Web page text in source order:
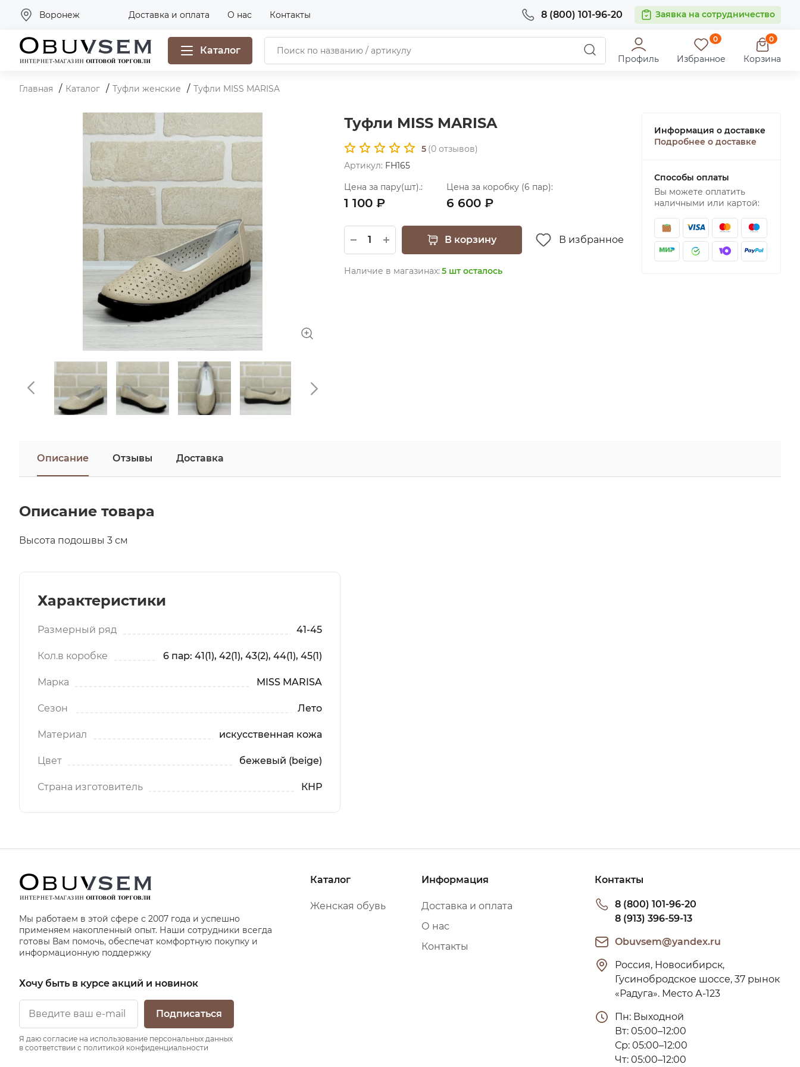
Воронеж Доставка и оплата О нас Контакты 8 (800) 101-96-20 Заявка на сотрудничество
Каталог
Профиль
0
Избранное
0
Корзина
Главная Каталог Туфли женские Туфли MISS MARISA
Туфли MISS MARISA
5 (0отзывов)
Артикул: FH165
Цена за пару(шт).:
1 100 ₽
Цена за коробку (6 пар):
6 600 ₽
В корзину В избранное
Наличие в магазинах: 5 шт осталось
Информация о доставке
Подробнее о доставке
Способы оплаты
Вы можете оплатить
наличными или картой:
Описание Отзывы Доставка
Описание товара
Высота подошвы 3 см
Характеристики
Размерный ряд 41-45
Кол.в коробке 6 пар: 41(1), 42(1), 43(2), 44(1), 45(1)
Марка MISS MARISA
Сезон Лето
Материал искусственная кожа
Цвет бежевый (beige)
Страна изготовитель КНР
Мы работаем в этой сфере с 2007 года и успешно
применяем накопленный опыт. Наши сотрудники всегда
готовы Вам помочь, обеспечат комфортную покупку и
информационную поддержку
Хочу быть в курсе акций и новинок
Подписаться
Я даю согласие на использование персональных данных
в соответствии с политикой конфиденциальности
Каталог
Женская обувь
Информация
Доставка и оплата
О нас
Контакты
Контакты
8 (800) 101-96-20
8 (913) 396-59-13
Obuvsem@yandex.ru
Россия, Новосибирск,
Гусинобродское шоссе, 37 рынок
«Радуга». Место А-123
Пн: Выходной
Вт: 05:00–12:00
Ср: 05:00–12:00
Чт: 05:00–12:00